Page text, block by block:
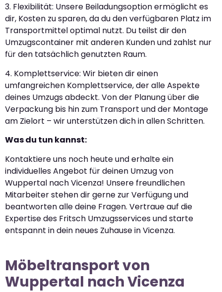
3. Flexibilität: Unsere Beiladungsoption ermöglicht es
dir, Kosten zu sparen, da du den verfügbaren Platz im
Transportmittel optimal nutzt. Du teilst dir den
Umzugscontainer mit anderen Kunden und zahlst nur
für den tatsächlich genutzten Raum.
4. Komplettservice: Wir bieten dir einen
umfangreichen Komplettservice, der alle Aspekte
deines Umzugs abdeckt. Von der Planung über die
Verpackung bis hin zum Transport und der Montage
am Zielort – wir unterstützen dich in allen Schritten.
Was du tun kannst:
Kontaktiere uns noch heute und erhalte ein
individuelles Angebot für deinen Umzug von
Wuppertal nach Vicenza! Unsere freundlichen
Mitarbeiter stehen dir gerne zur Verfügung und
beantworten alle deine Fragen. Vertraue auf die
Expertise des Fritsch Umzugsservices und starte
entspannt in dein neues Zuhause in Vicenza.
Möbeltransport von
Wuppertal nach Vicenza